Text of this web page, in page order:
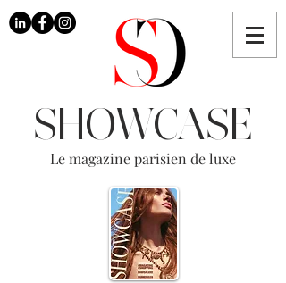
SHOWCASE
Le magazine parisien de luxe